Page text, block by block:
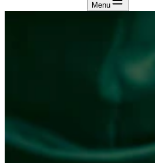
Menu